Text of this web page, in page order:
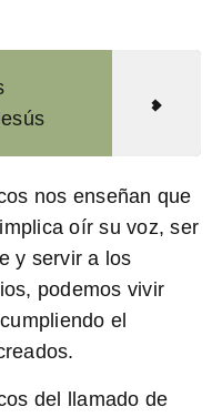
nos enseñan que
oír su voz, ser
y servir a los
podemos vivir
el
del llamado de